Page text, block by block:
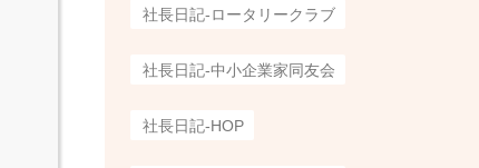
社長日記-ロータリークラブ
社長日記-中小企業家同友会
社長日記-HOP